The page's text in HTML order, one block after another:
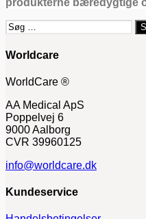
produkterne bæredygtige
Søg
efter:
Worldcare
WorldCare ®
AA Medical ApS
Poppelvej 6
9000 Aalborg
CVR 39960125
info@worldcare.dk
Kundeservice